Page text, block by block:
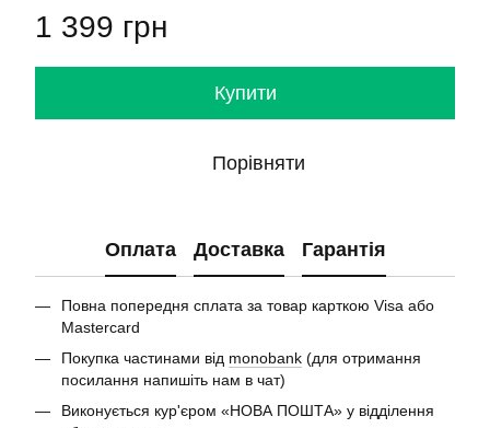
1 399 грн
Купити
Порівняти
Оплата Доставка Гарантія
Повна попередня сплата за товар карткою Visa або
Mastercard
Покупка частинами від monobank (для отримання
посилання напишіть нам в чат)
Виконується кур'єром «НОВА ПОШТА» у відділення